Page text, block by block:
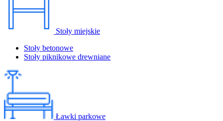
Stoły miejskie
Stoły betonowe
Stoły piknikowe drewniane
Ławki parkowe